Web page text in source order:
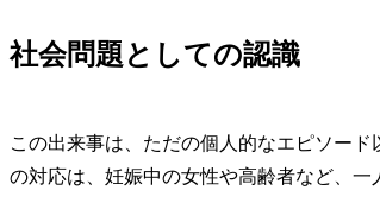
社会問題としての認識
この出来事は、ただの個人的なエピソー
の対応は、妊娠中の女性や高齢者など、一